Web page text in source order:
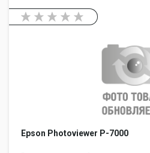
Epson Photoviewer P-7000